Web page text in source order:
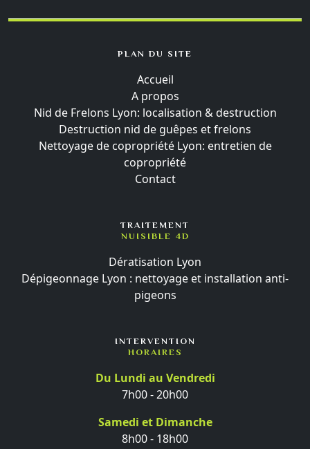
PLAN DU SITE
Accueil
A propos
Nid de Frelons Lyon: localisation & destruction
Destruction nid de guêpes et frelons
Nettoyage de copropriété Lyon: entretien de
copropriété
Contact
TRAITEMENT
NUISIBLE 4D
Dératisation Lyon
Dépigeonnage Lyon : nettoyage et installation anti-
pigeons
INTERVENTION
HORAIRES
Du Lundi au Vendredi
7h00 - 20h00
Samedi et Dimanche
8h00 - 18h00